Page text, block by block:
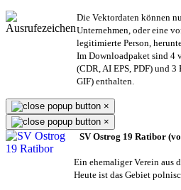
Die Vektordaten können
Unternehmen, oder eine
legitimierte Person,
Im Downloadpaket sind 4
(CDR, AI EPS, PDF) und 3
GIF) enthalten.
×
×
SV Ostrog 19 Ratibor
Ein ehemaliger Verein aus
Heute ist das Gebiet